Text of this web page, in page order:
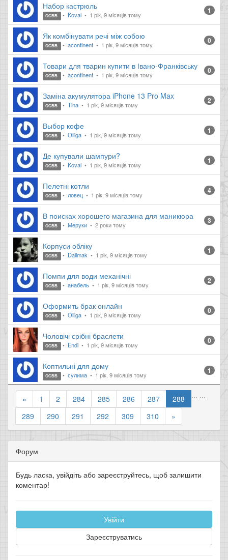
Набор кастрюль
ОСББ Koval 1 рік, 9 місяців тому 1
Як комбінувати речі між собою
ОСББ acontinent 1 рік, 9 місяців тому 0
Товари для тварин купити в Івано-Франківську
ОСББ acontinent 1 рік, 9 місяців тому 0
Заміна акумулятора iPhone 13 Pro Max
ОСББ Tina 1 рік, 9 місяців тому 2
Выбор кофе
ОСББ Olliga 1 рік, 9 місяців тому 1
Де купували шампури?
ОСББ Koval 1 рік, 9 місяців тому 1
Пелетні котли
ОСББ ловец 1 рік, 9 місяців тому 4
В поисках хорошего магазина для маникюра
ОСББ Меруки 2 роки тому 3
Корпуси обліку
ОСББ Dalimak 1 рік, 9 місяців тому 1
Помпи для води механічні
ОСББ анабель 1 рік, 9 місяців тому 2
Оформить брак онлайн
ОСББ Olliga 1 рік, 9 місяців тому 0
Чоловічі срібні браслети
ОСББ Endi 1 рік, 9 місяців тому 0
Коптильні для дому
ОСББ сулима 1 рік, 9 місяців тому 1
« 1 2 ...
284 285 286 287
288
289
290 291 292
...
309 310 »
Форум
Будь ласка, увійдіть або зареєструйтесь, щоб залишити
коментар!
Увійти
Зареєструватись